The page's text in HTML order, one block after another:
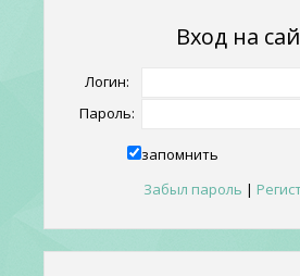
Вход на
Логин:
Пароль:
запомнить
Забыл пароль |